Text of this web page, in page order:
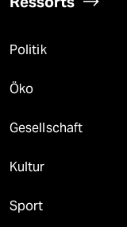
Politik
Öko
Gesellschaft
Kultur
Sport